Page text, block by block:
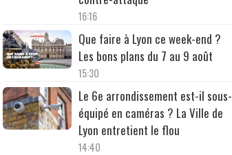
16:16
Que faire à Lyon ce week-end ?
Les bons plans du 7 au 9 août
15:30
Le 6e arrondissement est-il sous-
équipé en caméras ? La Ville de
Lyon entretient le flou
14:40